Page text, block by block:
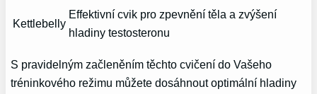
Kettlebelly
Effektivní cvik pro zpevnění těla a zvýšení
hladiny testosteronu
S pravidelným začleněním těchto cvičení do Vašeho
tréninkového režimu můžete dosáhnout optimální hladiny